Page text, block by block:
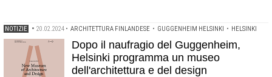
NOTIZIE • 20.02.2024 • ARCHITETTURA FINLANDESE • GUGGENHEIM HELSINKI • HELSINKI
Dopo il naufragio del Guggenheim,
Helsinki programma un museo
dell'architettura e del design